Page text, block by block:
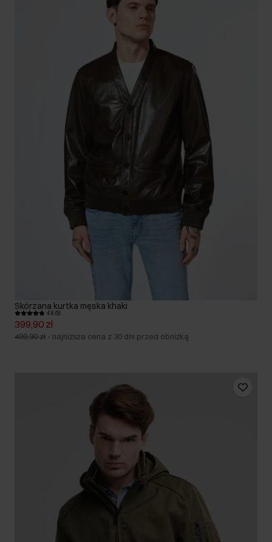
Skórzana kurtka męska khaki
4.8 (5)
399,90 zł
499,90 zł - najniższa cena z 30 dni przed obniżką